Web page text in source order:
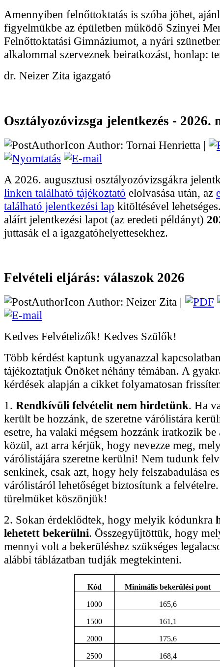
Amennyiben felnőttoktatás is szóba jöhet,
figyelmükbe az épületben működő Szinyei
Felnőttoktatási Gimnáziumot, a nyári
alkalommal szerveznek beiratkozást, honlap:
dr. Neizer Zita igazgató
Osztályozóvizsga jelentkezés - 2026.
Author: Tornai Henrietta |
A 2026. augusztusi osztályozóvizsgákra
linken található tájékoztató elolvasása után, az
található jelentkezési lap kitöltésével
aláírt jelentkezési lapot (az eredeti példányt)
juttasák el a igazgatóhelyettesekhez.
Felvételi eljárás: válaszok 2026
Author: Neizer Zita |
Kedves Felvételizők! Kedves Szülők!
Több kérdést kaptunk ugyanazzal
tájékoztatjuk Önöket néhány témában. A
kérdések alapján a cikket folyamatosan
1. Rendkívüli felvételit nem hirdetünk. Ha
került be hozzánk, de szeretne várólistára
esetre, ha valaki mégsem hozzánk iratkozik be
közül, azt arra kérjük, hogy nevezze meg,
várólistájára szeretne kerülni! Nem tudunk
senkinek, csak azt, hogy hely felszabadulása
várólistáról lehetőséget biztosítunk a
türelmüket köszönjük!
2. Sokan érdeklődtek, hogy melyik kódunkra
lehetett bekerülni. Összegyűjtöttük, hogy
mennyi volt a bekerüléshez szükséges
alábbi táblázatban tudják megtekinteni.
Kód Minimális bekerülési pont
1000 165,6
1500 161,1
2000 175,6
2500 168,4